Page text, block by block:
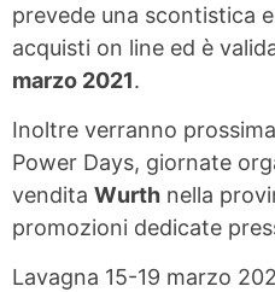
prevede una scontistica
acquisti on line ed è
marzo 2021.
Inoltre verranno
Power Days, giornate
vendita Wurth nella
promozioni dedicate
Lavagna 15-19 marzo